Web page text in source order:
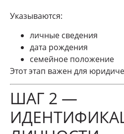
Указываются:
личные сведения
дата рождения
семейное положение
Этот этап важен для
ШАГ 2 —